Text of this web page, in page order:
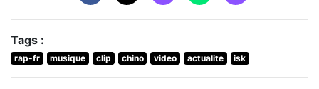
Tags :
rap-fr musique clip chino video actualite isk